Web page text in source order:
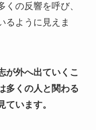
の反響を呼び、
るように見えま
が外へ出ていくこ
多くの人と関わる
います。